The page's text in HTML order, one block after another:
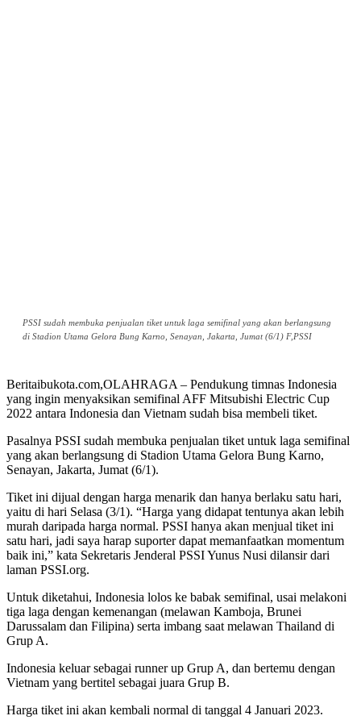
PSSI sudah membuka penjualan tiket untuk laga semifinal yang akan berlangsung
di Stadion Utama Gelora Bung Karno, Senayan, Jakarta, Jumat (6/1) F,PSSI
Beritaibukota.com,OLAHRAGA – Pendukung timnas Indonesia
yang ingin menyaksikan semifinal AFF Mitsubishi Electric Cup
2022 antara Indonesia dan Vietnam sudah bisa membeli tiket.
Pasalnya PSSI sudah membuka penjualan tiket untuk laga semifinal
yang akan berlangsung di Stadion Utama Gelora Bung Karno,
Senayan, Jakarta, Jumat (6/1).
Tiket ini dijual dengan harga menarik dan hanya berlaku satu hari,
yaitu di hari Selasa (3/1). “Harga yang didapat tentunya akan lebih
murah daripada harga normal. PSSI hanya akan menjual tiket ini
satu hari, jadi saya harap suporter dapat memanfaatkan momentum
baik ini,” kata Sekretaris Jenderal PSSI Yunus Nusi dilansir dari
laman PSSI.org.
Untuk diketahui, Indonesia lolos ke babak semifinal, usai melakoni
tiga laga dengan kemenangan (melawan Kamboja, Brunei
Darussalam dan Filipina) serta imbang saat melawan Thailand di
Grup A.
Indonesia keluar sebagai runner up Grup A, dan bertemu dengan
Vietnam yang bertitel sebagai juara Grup B.
Harga tiket ini akan kembali normal di tanggal 4 Januari 2023.